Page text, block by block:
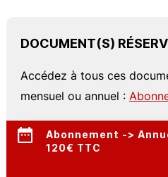
DOCUMENT(S)
Accédez à tous ces
mensuel ou annuel :
Abonnement ->
120€ TTC